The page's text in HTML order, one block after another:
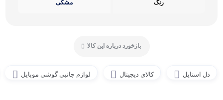
رنگ مشکی
بازخورد درباره این کالا
دل استایل کالای دیجیتال لوازم جانبی گوشی موبایل